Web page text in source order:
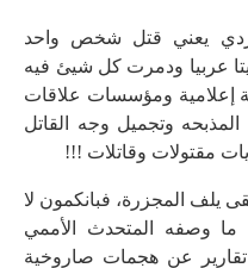
يعني قتل شخص واحد
١٠ رميت به بيتا عربيا ودمرت كل شيئ فيه
إعلامية ومؤسسات علاقات
وتجميل وجه القاتل
مقتولات وقاتلات !!!
يلف المجزرة، فبانكمون لا
وصفه المتحدث الأممي
عن هجمات صاروخية